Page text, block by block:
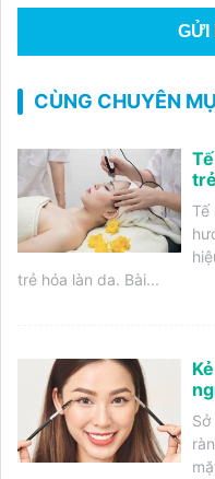
CÙNG CHUYÊN
Tế
trẻ hóa làn da. Bài...